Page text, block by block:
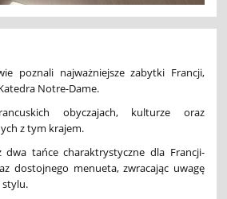
poznali najważniejsze zabytki Francji,
Notre-Dame.
obyczajach, kulturze oraz
z tym krajem.
dwa tańce charaktrystyczne dla Francji-
dostojnego menueta, zwracając uwagę
stylu.